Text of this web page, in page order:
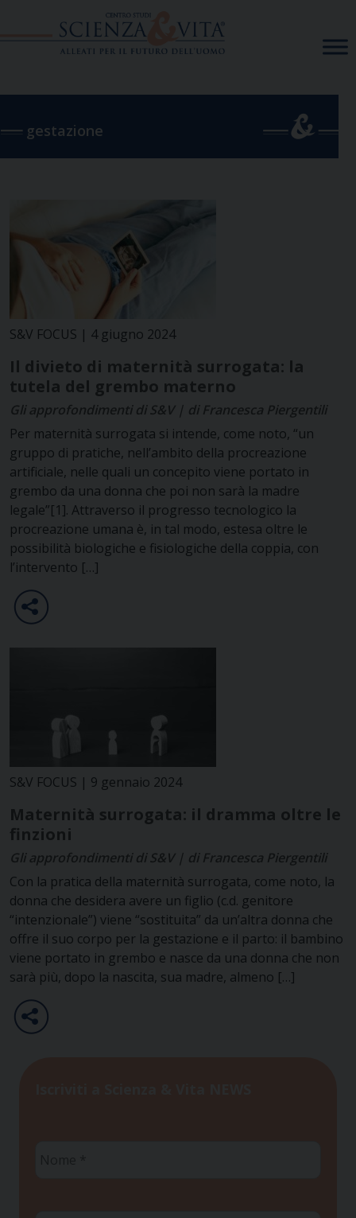
gestazione
S&V FOCUS | 4 giugno 2024
Il divieto di maternità surrogata: la
tutela del grembo materno
Gli approfondimenti di S&V | di Francesca Piergentili
Per maternità surrogata si intende, come noto, “un
gruppo di pratiche, nell’ambito della procreazione
artificiale, nelle quali un concepito viene portato in
grembo da una donna che poi non sarà la madre
legale”[1]. Attraverso il progresso tecnologico la
procreazione umana è, in tal modo, estesa oltre le
possibilità biologiche e fisiologiche della coppia, con
l’intervento […]
S&V FOCUS | 9 gennaio 2024
Maternità surrogata: il dramma oltre le
finzioni
Gli approfondimenti di S&V | di Francesca Piergentili
Con la pratica della maternità surrogata, come noto, la
donna che desidera avere un figlio (c.d. genitore
“intenzionale”) viene “sostituita” da un’altra donna che
offre il suo corpo per la gestazione e il parto: il bambino
viene portato in grembo e nasce da una donna che non
sarà più, dopo la nascita, sua madre, almeno […]